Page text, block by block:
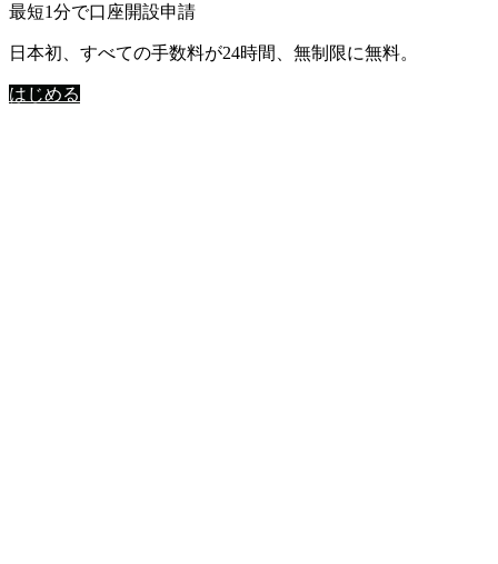
最短1分で口座開設申請
日本初、すべての手数料が24時間、無制限に無料。
はじめる